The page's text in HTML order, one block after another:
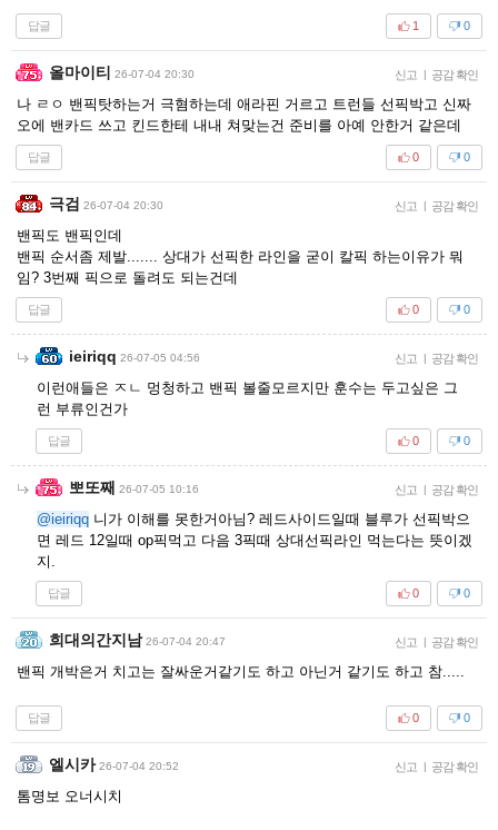
답글 0
1
올마이티 26-07-04 20:30 신고 | 공감 확인
나 ㄹㅇ 밴픽탓하는거 극혐하는데 애라핀 거르고 트런들 선픽박고 신짜
오에 밴카드 쓰고 킨드한테 내내 쳐맞는건 준비를 아예 안한거 같은데
답글 0
0
극검 26-07-04 20:30 신고 | 공감 확인
밴픽도 밴픽인데
밴픽 순서좀 제발....... 상대가 선픽한 라인을 굳이 칼픽 하는이유가 뭐
임? 3번째 픽으로 돌려도 되는건데
답글 0
0
ieiriqq 26-07-05 04:56 신고 | 공감 확인
이런애들은 ㅈㄴ 멍청하고 밴픽 볼줄모르지만 훈수는 두고싶은 그
런 부류인건가
답글 0
0
뽀또째 26-07-05 10:16 신고 | 공감 확인
@ieiriqq 니가 이해를 못한거아님? 레드사이드일때 블루가 선픽박으
면 레드 12일때 op픽먹고 다음 3픽때 상대선픽라인 먹는다는 뜻이겠
지.
답글 0
0
희대의간지남 26-07-04 20:47 신고 | 공감 확인
밴픽 개박은거 치고는 잘싸운거같기도 하고 아닌거 같기도 하고 참.....
답글 0
0
엘시카 26-07-04 20:52 신고 | 공감 확인
톰명보 오너시치